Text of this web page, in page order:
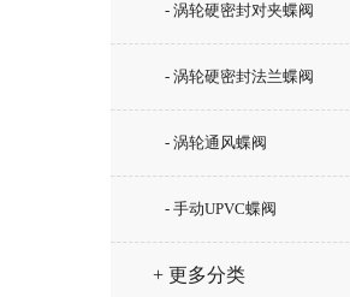
- 涡轮硬密封对夹蝶阀
- 涡轮硬密封法兰蝶阀
- 涡轮通风蝶阀
- 手动UPVC蝶阀
+ 更多分类